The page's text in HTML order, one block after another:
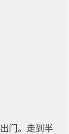
门。走到半